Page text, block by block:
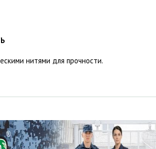
нитями для прочности.